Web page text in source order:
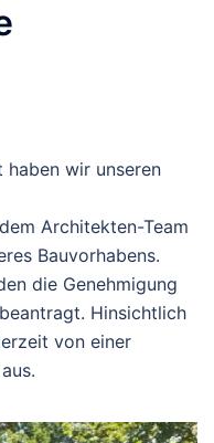
wir unseren
Architekten-Team
Bauvorhabens.
die Genehmigung
Hinsichtlich
von einer